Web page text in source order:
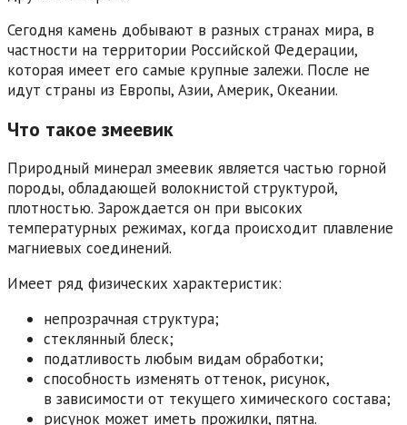
Сегодня камень добывают в разных странах мира, в
частности на территории Российской Федерации,
которая имеет его самые крупные залежи. После не
идут страны из Европы, Азии, Америк, Океании.
Что такое змеевик
Природный минерал змеевик является частью горной
породы, обладающей волокнистой структурой,
плотностью. Зарождается он при высоких
температурных режимах, когда происходит плавление
магниевых соединений.
Имеет ряд физических характеристик:
непрозрачная структура;
стеклянный блеск;
податливость любым видам обработки;
способность изменять оттенок, рисунок,
в зависимости от текущего химического состава;
рисунок может иметь прожилки, пятна.